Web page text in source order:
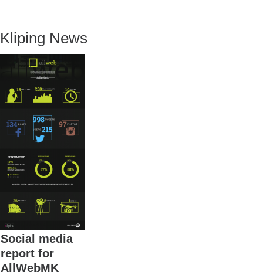
Kliping News
Social media
report for
AllWebMK